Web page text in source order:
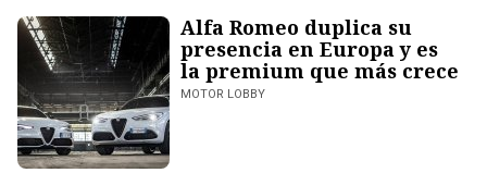
Alfa Romeo duplica su
presencia en Europa y es
la premium que más crece
MOTOR LOBBY